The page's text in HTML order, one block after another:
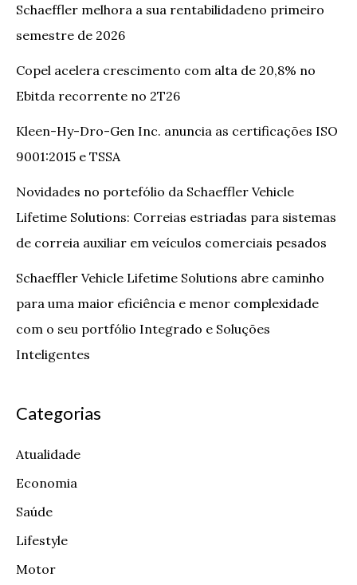
Schaeffler melhora a sua rentabilidadeno primeiro
semestre de 2026
Copel acelera crescimento com alta de 20,8% no
Ebitda recorrente no 2T26
Kleen-Hy-Dro-Gen Inc. anuncia as certificações ISO
9001:2015 e TSSA
Novidades no portefólio da Schaeffler Vehicle
Lifetime Solutions: Correias estriadas para sistemas
de correia auxiliar em veículos comerciais pesados
Schaeffler Vehicle Lifetime Solutions abre caminho
para uma maior eficiência e menor complexidade
com o seu portfólio Integrado e Soluções
Inteligentes
Categorias
Atualidade
Economia
Saúde
Lifestyle
Motor